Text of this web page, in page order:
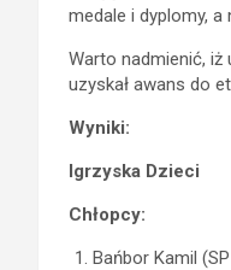
medale i dyplomy, a
Warto nadmienić, iż
uzyskał awans do
Wyniki:
Igrzyska Dzieci
Chłopcy:
Bańbor Kamil